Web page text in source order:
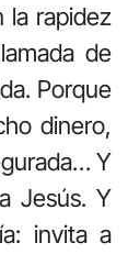
la rapidez
de
Porque
dinero,
Y
Jesús. Y
invita a